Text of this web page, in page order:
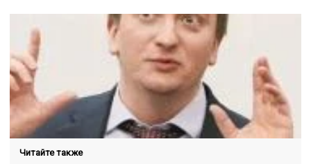
Читайте также